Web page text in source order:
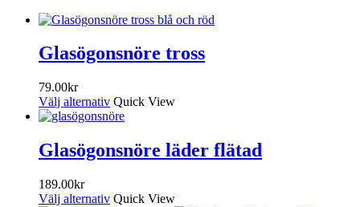
Glasögonsnöre tross
79.00kr
Välj alternativ Quick View
Glasögonsnöre läder flätad
189.00kr
Välj alternativ Quick View